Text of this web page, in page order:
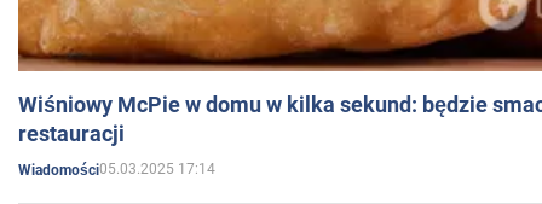
Wiśniowy McPie w domu w kilka sekund: będzie
restauracji
Wiadomości05.03.2025 17:14